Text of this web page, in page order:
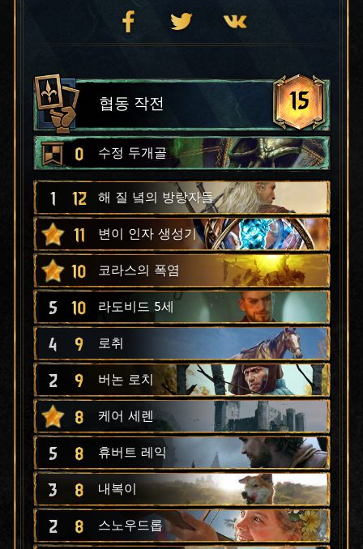
협동 작전 15
0 수정 두개골
1 12 해 질 녘의 방랑자들
11 변이 인자 생성기
10 코라스의 폭염
5 10 라도비드 5세
4 9 로취
2 9 버논 로치
8 케어 세렌
5 8 휴버트 레익
3 8 내복이
2 8 스노우드롭